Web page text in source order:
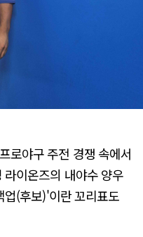
로야구 주전 경쟁 속에서
라이온즈의 내야수 양우
업(후보)'이란 꼬리표도